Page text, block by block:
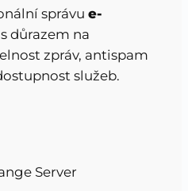
správu e-
s důrazem na
zpráv, antispam
služeb.
Server